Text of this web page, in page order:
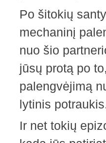
Po šitokių
mechaninį
nuo šio
jūsų protą po
palengvėjimą
lytinis
Ir net tokių